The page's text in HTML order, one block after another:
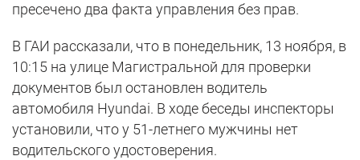
пресечено два факта управления без прав.
В ГАИ рассказали, что в понедельник, 13 ноября, в
10:15 на улице Магистральной для проверки
документов был остановлен водитель
автомобиля Hyundai. В ходе беседы инспекторы
установили, что у 51-летнего мужчины нет
водительского удостоверения.